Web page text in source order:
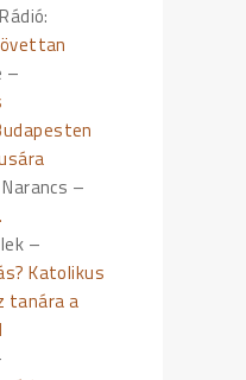
–
–
–
Katolikus
tanára a